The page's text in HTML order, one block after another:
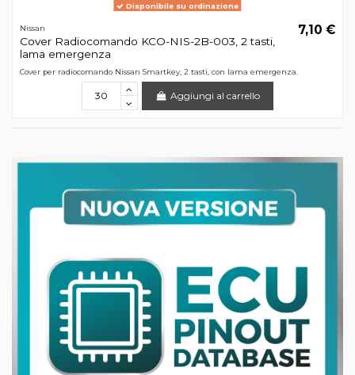
Disponibile su ordinazione
Nissan
Cover Radiocomando KCO-NIS-2B-003, 2 tasti,
lama emergenza
7,10 €
Cover per radiocomando Nissan Smartkey, 2 tasti, con lama emergenza.
Aggiungi al carrello